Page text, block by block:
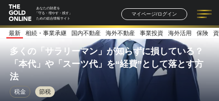
あなたの財産を
「守る・増やす・残す」
ための総合情報サイト
マイページ/ログイン
記事一覧 連載一覧
著者一覧 書籍一覧
最新 相続・事業承継 国内不動産 海外不動産 事業投資 海外活用 保険
多くの「サラリーマン」が知らずに損している？
「本代」や「スーツ代」を“経費”として落とす方
法
税金 節税